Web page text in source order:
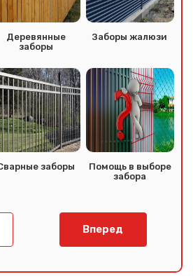
Деревянные
заборы
Заборы жалюзи
заборы
Помощь в выборе
забора
Вперед
успешно
наш специалист свяжется с
Вами.